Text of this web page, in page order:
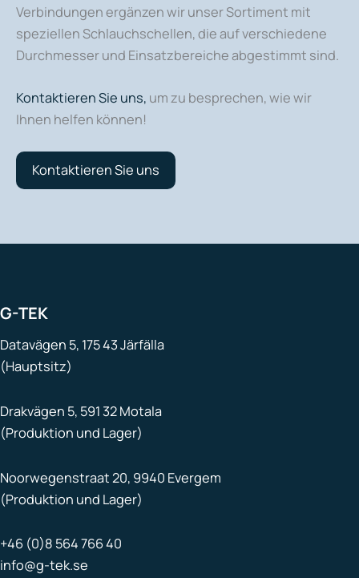
Verbindungen ergänzen wir unser Sortiment mit
speziellen Schlauchschellen, die auf verschiedene
Durchmesser und Einsatzbereiche abgestimmt sind.
Kontaktieren Sie uns, um zu besprechen, wie wir
Ihnen helfen können!
Kontaktieren Sie uns
G-TEK
Datavägen 5, 175 43 Järfälla
(Hauptsitz)
Drakvägen 5, 591 32 Motala
(Produktion und Lager)
Noorwegenstraat 20, 9940 Evergem
(Produktion und Lager)
+46 (0)8 564 766 40
info@g-tek.se